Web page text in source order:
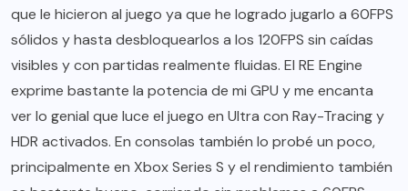
que le hicieron al juego ya que he logrado jugarlo a 60FPS
sólidos y hasta desbloquearlos a los 120FPS sin caídas
visibles y con partidas realmente fluidas. El RE Engine
exprime bastante la potencia de mi GPU y me encanta
ver lo genial que luce el juego en Ultra con Ray-Tracing y
HDR activados. En consolas también lo probé un poco,
principalmente en Xbox Series S y el rendimiento también